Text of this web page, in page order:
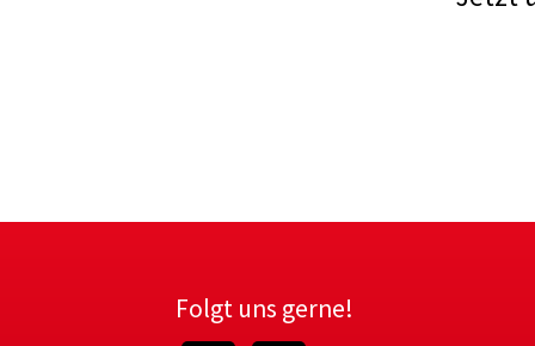
Folgt uns gerne!